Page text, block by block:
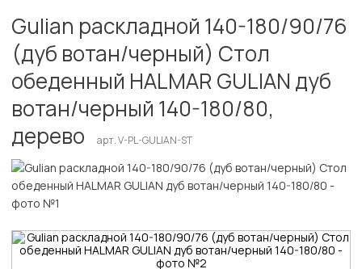
Gulian раскладной 140-180/90/76
(дуб вотан/черный) Стол
обеденный HALMAR GULIAN дуб
вотан/черный 140-180/80,
дерево
арт. V-PL-GULIAN-ST